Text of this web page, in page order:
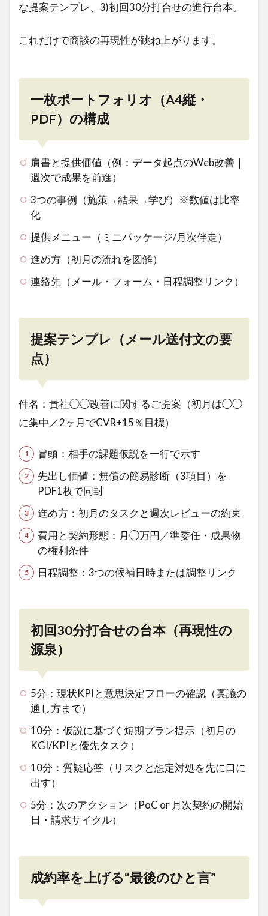
な提案テンプレ、3)初回30分打合せの進行台本。
これだけで商談の再現性が跳ね上がります。
一枚ポートフォリオ（A4縦・
PDF）の構成
肩書と提供価値（例：データ起点のWeb改善｜
週次で成果を前進）
3つの事例（施策→結果→学び）※数値は比率
化
提供メニュー（ミニパッケージ/月次伴走）
進め方（初月の流れを図解）
連絡先（メール・フォーム・日程調整リンク）
提案テンプレ（メール送付文の要
点）
件名：貴社◯◯改善に関するご提案（初月は◯◯
に集中／2ヶ月でCVR+15％目標）
冒頭：相手の課題仮説を一行で示す
先出し価値：無償の簡易診断（3項目）を
PDF1枚で同封
進め方：初月のタスクと週次レビューの約束
費用と契約形態：月◯万円／準委任・成果物
の権利条件
日程調整：3つの候補日時または調整リンク
初回30分打合せの台本（再現性の
源泉）
5分：現状KPIと意思決定フローの確認（稟議の
通し方まで）
10分：仮説に基づく短期プラン提示（初月の
KGI/KPIと優先タスク）
10分：質疑応答（リスクと想定対処を先に口に
出す）
5分：次のアクション（PoC or 月次契約の開始
日・請求サイクル）
成約率を上げる“最後のひと言”